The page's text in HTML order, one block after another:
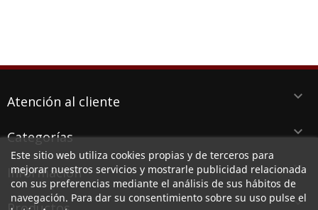
Atención al cliente keyboard_arrow_down
Categorías keyboard_arrow_down
Información keyboard_arrow_down
keyboard_arrow_down
Este sitio web utiliza cookies propias y de terceros para
mejorar nuestros servicios y mostrarle publicidad relacionada
con sus preferencias mediante el análisis de sus hábitos de
navegación. Para dar su consentimiento sobre su uso pulse el